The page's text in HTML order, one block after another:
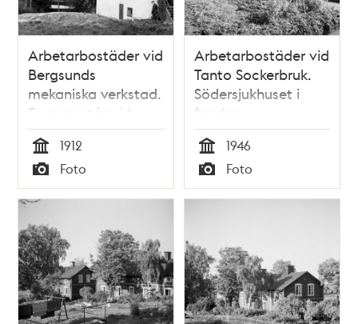
Arbetarbostäder vid
Bergsunds
mekaniska verkstad.
En man står vid
ingången. I fonden
ses Centralfängelset
på Långholmen
Tid
1912
Typ
Foto
Arbetarbostäder vid
Tanto Sockerbruk.
Södersjukhuset i
fonden
Tid
1946
Typ
Foto